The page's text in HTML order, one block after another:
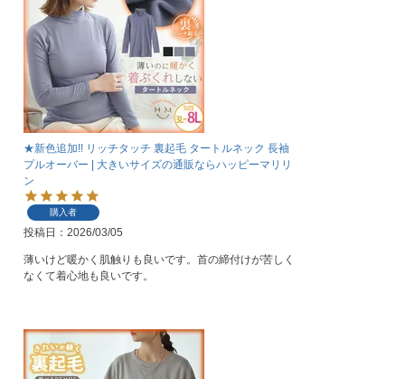
★新色追加!! リッチタッチ 裏起毛 タートルネック 長袖
プルオーバー | 大きいサイズの通販ならハッピーマリリ
ン
購入者
投稿日 2026/03/05
薄いけど暖かく肌触りも良いです。首の締付けが苦しく
なくて着心地も良いです。